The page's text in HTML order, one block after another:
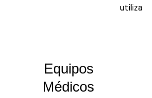
utiliza
Equipos
Médicos